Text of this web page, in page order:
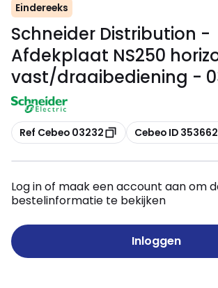
Eindereeks
Schneider Distribution -
Afdekplaat NS250
vast/draaibediening -
Kopiëren
Ref Cebeo 03232 Kopiëren
Cebeo ID
Log in of maak een account aan om
bestelinformatie te bekijken
Inloggen